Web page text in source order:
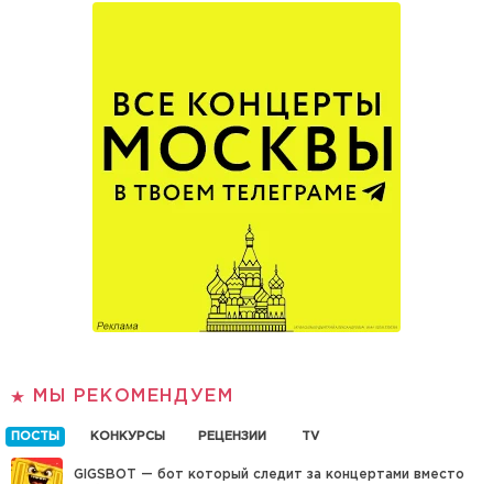
МЫ РЕКОМЕНДУЕМ
ПОСТЫ КОНКУРСЫ РЕЦЕНЗИИ TV
GIGSBOT — бот который следит за концертами вместо